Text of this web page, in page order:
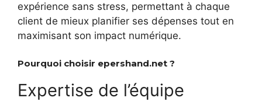
expérience sans stress, permettant à chaque
client de mieux planifier ses dépenses tout en
maximisant son impact numérique.
Pourquoi choisir epershand.net ?
Expertise de l’équipe